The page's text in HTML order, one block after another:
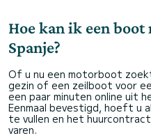
Hoe kan ik een boot
Spanje?
Of u nu een motorboot
gezin of een zeilboot voor
een paar minuten online uit
Eenmaal bevestigd, hoeft u
te vullen en het
varen.